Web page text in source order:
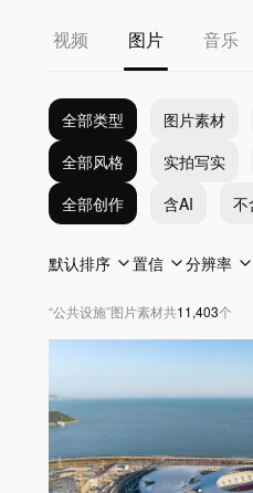
视频 图片 音乐
全部类型 图片素材
全部风格
实拍写实
全部创作
含AI 不
默认排序 置信 分辨率
“公共设施”图片素材共11,403个